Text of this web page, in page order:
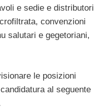
e sedie e distributori
convenzioni
salutari e gegetoriani,
le posizioni
al seguente